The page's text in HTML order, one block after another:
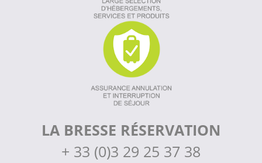
LA BRESSE RÉSERVATION
+ 33 (0)3 29 25 37 38